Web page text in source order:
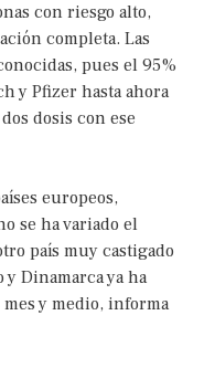
con riesgo alto,
completa. Las
pues el 95%
y Pfizer hasta ahora
dosis con ese
europeos,
se ha variado el
país muy castigado
y Dinamarca ya ha
y medio, informa